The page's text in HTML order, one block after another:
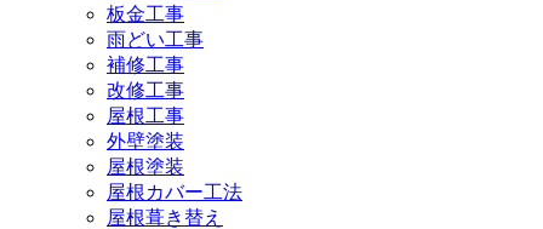
板金工事
雨どい工事
補修工事
改修工事
屋根工事
外壁塗装
屋根塗装
屋根カバー工法
屋根葺き替え